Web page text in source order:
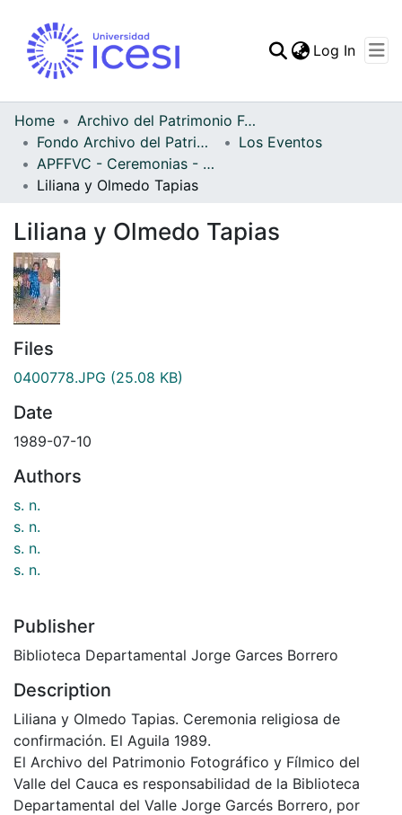
Statistics
Log In
Home
Archivo del Patrimonio Fotográfico y Fílmico del Valle del Cauca
Fondo Archivo del Patrimonio Fotográfico y Fílmico del Valle del Cauca
Los Eventos
APFFVC - Ceremonias - Patrimonial
Liliana y Olmedo Tapias
Liliana y Olmedo Tapias
Files
0400778.JPG (25.08 KB)
Date
1989-07-10
Authors
s. n.
s. n.
s. n.
s. n.
Publisher
Biblioteca Departamental Jorge Garces Borrero
Description
Liliana y Olmedo Tapias. Ceremonia religiosa de
confirmación. El Aguila 1989.
El Archivo del Patrimonio Fotográfico y Fílmico del
Valle del Cauca es responsabilidad de la Biblioteca
Departamental del Valle Jorge Garcés Borrero, por